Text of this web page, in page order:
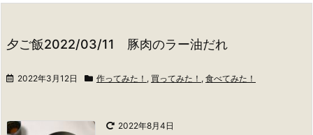
夕ご飯2022/03/11 豚肉のラー油だれ
2022年3月12日 作ってみた！ , 買ってみた！ , 食べてみた！
2022年8月4日